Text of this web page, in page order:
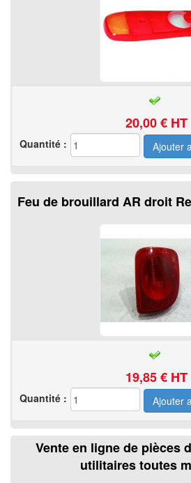
20,00€ HT
Quantité :
Feu de brouillard AR droit
19,85€ HT
Quantité :
Vente en ligne de pièces
utilitaires toutes